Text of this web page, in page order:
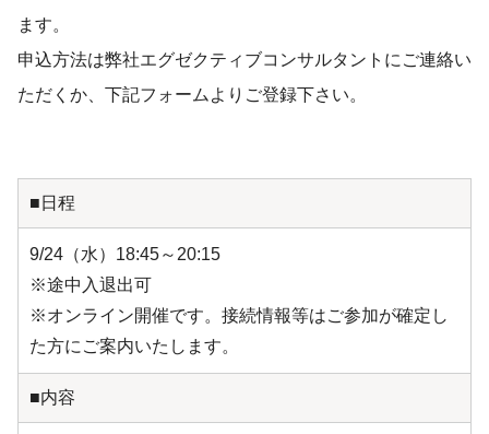
ます。
申込方法は弊社エグゼクティブコンサルタントにご連絡い
ただくか、下記フォームよりご登録下さい。
■日程
9/24（水）18:45～20:15
※途中入退出可
※オンライン開催です。接続情報等はご参加が確定し
た方にご案内いたします。
■内容